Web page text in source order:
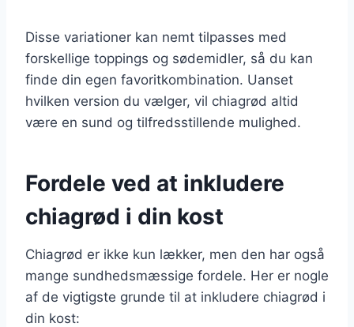
Disse variationer kan nemt tilpasses med
forskellige toppings og sødemidler, så du kan
finde din egen favoritkombination. Uanset
hvilken version du vælger, vil chiagrød altid
være en sund og tilfredsstillende mulighed.
Fordele ved at inkludere
chiagrød i din kost
Chiagrød er ikke kun lækker, men den har også
mange sundhedsmæssige fordele. Her er nogle
af de vigtigste grunde til at inkludere chiagrød i
din kost: